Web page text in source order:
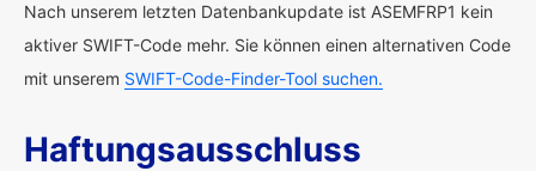
Nach unserem letzten Datenbankupdate ist ASEMFRP1 kein
aktiver SWIFT-Code mehr. Sie können einen alternativen Code
mit unserem SWIFT-Code-Finder-Tool suchen.
Haftungsausschluss